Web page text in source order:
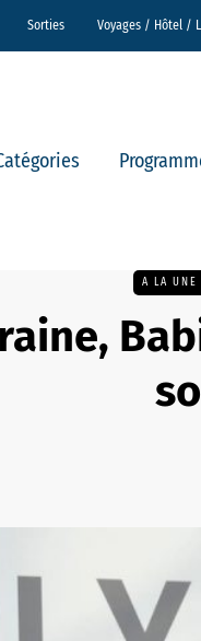
Sorties Voyages / Hôtel /
A LA UNE